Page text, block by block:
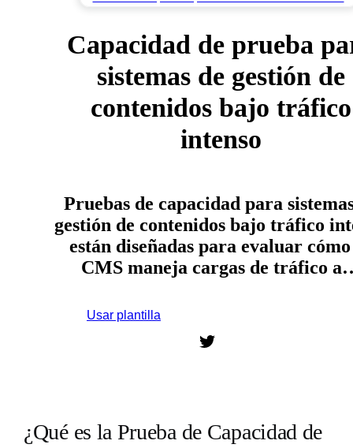
Capacidad de prueba
sistemas de gestión de
contenidos bajo tráfico
intenso
Pruebas de capacidad para
gestión de contenidos bajo tráfico
están diseñadas para evaluar cómo
CMS maneja cargas de tráfico
Usar plantilla
¿Qué es la Prueba de Capacidad de